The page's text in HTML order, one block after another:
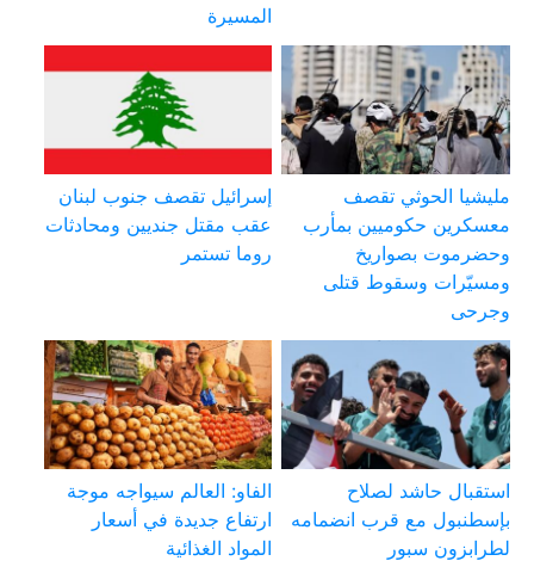
المسيرة
مليشيا الحوثي تقصف
معسكرين حكوميين بمأرب
وحضرموت بصواريخ
ومسيّرات وسقوط قتلى
وجرحى
إسرائيل تقصف جنوب لبنان
عقب مقتل جنديين ومحادثات
روما تستمر
استقبال حاشد لصلاح
بإسطنبول مع قرب انضمامه
لطرابزون سبور
الفاو: العالم سيواجه موجة
ارتفاع جديدة في أسعار
المواد الغذائية